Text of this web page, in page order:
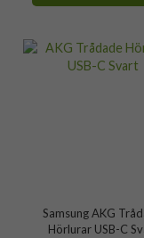
Samsung AKG
Hörlurar USB-C